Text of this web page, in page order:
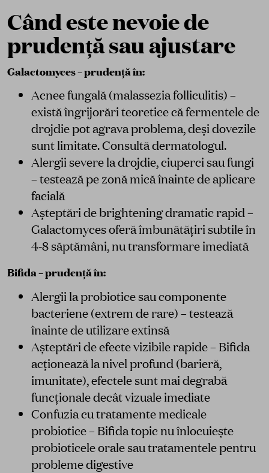
Când este nevoie de
prudență sau ajustare
Galactomyces – prudență în:
Acnee fungală (malassezia folliculitis) –
există îngrijorări teoretice că fermentele de
drojdie pot agrava problema, deși dovezile
sunt limitate. Consultă dermatologul.
Alergii severe la drojdie, ciuperci sau fungi
– testează pe zonă mică înainte de aplicare
facială
Așteptări de brightening dramatic rapid –
Galactomyces oferă îmbunătățiri subtile în
4-8 săptămâni, nu transformare imediată
Bifida – prudență în:
Alergii la probiotice sau componente
bacteriene (extrem de rare) – testează
înainte de utilizare extinsă
Așteptări de efecte vizibile rapide – Bifida
acționează la nivel profund (barieră,
imunitate), efectele sunt mai degrabă
funcționale decât vizuale imediate
Confuzia cu tratamente medicale
probiotice – Bifida topic nu înlocuiește
probioticele orale sau tratamentele pentru
probleme digestive